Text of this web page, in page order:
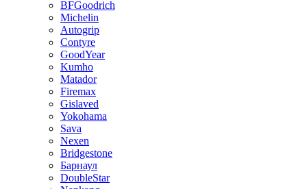
BFGoodrich
Michelin
Autogrip
Contyre
GoodYear
Kumho
Matador
Firemax
Gislaved
Yokohama
Sava
Nexen
Bridgestone
Барнаул
DoubleStar